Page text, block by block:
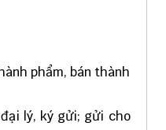
phẩm, bán thành
lý, ký gửi; gửi cho